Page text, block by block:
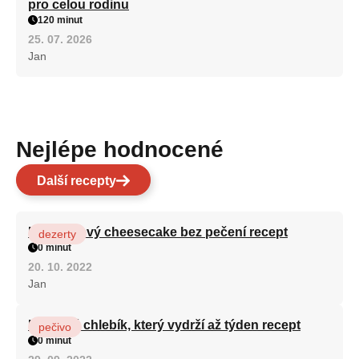
pro celou rodinu
120 minut
25. 07. 2026
Jan
Nejlépe hodnocené
Další recepty
Karamelový cheesecake bez pečení recept
dezerty
0 minut
20. 10. 2022
Jan
Hrnkový chlebík, který vydrží až týden recept
pečivo
0 minut